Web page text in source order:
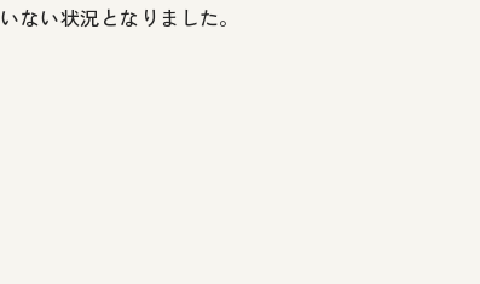
ない状況となりました。